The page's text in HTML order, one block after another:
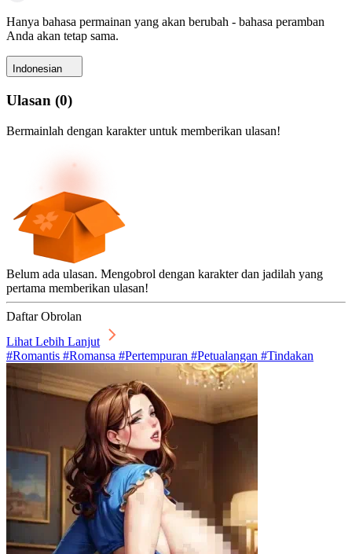
Hanya bahasa permainan yang akan berubah - bahasa peramban
Anda akan tetap sama.
Indonesian
Ulasan (0)
Bermainlah dengan karakter untuk memberikan ulasan!
Belum ada ulasan. Mengobrol dengan karakter dan jadilah yang
pertama memberikan ulasan!
Daftar Obrolan
Lihat Lebih Lanjut
#Romantis #Romansa #Pertempuran #Petualangan #Tindakan